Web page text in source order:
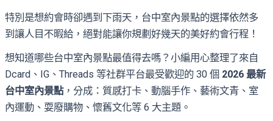
特別是想約會時卻遇到下雨天，台中室內景點的選擇依然多
到讓人目不暇給，絕對能讓你規劃好幾天的美好約會行程！
想知道哪些台中室內景點最值得去嗎？小編用心整理了來自
Dcard、IG、Threads 等社群平台最受歡迎的 30 個 2026 最新
台中室內景點，分成：質感打卡、動腦手作、藝術文青、室
內運動、耍廢購物、懷舊文化等 6 大主題。